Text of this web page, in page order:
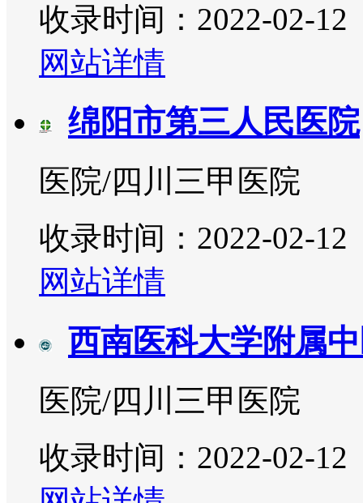
收录时间：2022-02-12
网站详情
绵阳市第三人民医院
医院/四川三甲医院
收录时间：2022-02-12
网站详情
西南医科大学附属
医院/四川三甲医院
收录时间：2022-02-12